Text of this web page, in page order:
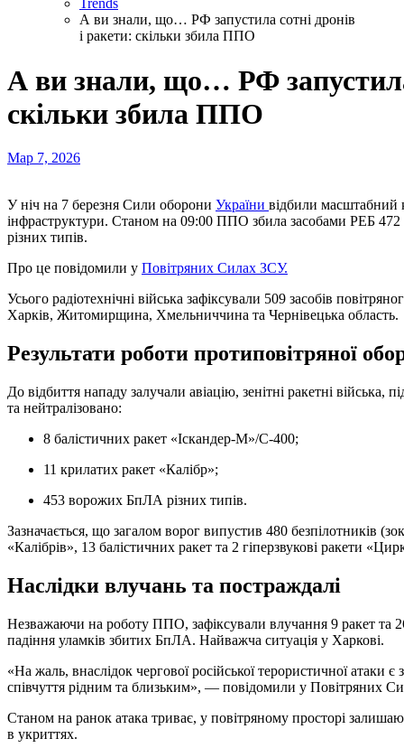
Trends
А ви знали, що… РФ запустила сотні дронів
і ракети: скільки збила ППО
А ви знали, що… РФ запустила
скільки збила ППО
Мар 7, 2026
У ніч на 7 березня Сили оборони України відбили масштабний
інфраструктури. Станом на 09:00 ППО збила засобами РЕБ 472
різних типів.
Про це повідомили у Повітряних Силах ЗСУ.
Усього радіотехнічні війська зафіксували 509 засобів
Харків, Житомирщина, Хмельниччина та Чернівецька область.
Результати роботи протиповітряної
До відбиття нападу залучали авіацію, зенітні ракетні війська,
та нейтралізовано:
8 балістичних ракет «Іскандер-М»/С-400;
11 крилатих ракет «Калібр»;
453 ворожих БпЛА різних типів.
Зазначається, що загалом ворог випустив 480 безпілотників
«Калібрів», 13 балістичних ракет та 2 гіперзвукові ракети
Наслідки влучань та постраждалі
Незважаючи на роботу ППО, зафіксували влучання 9 ракет та
падіння уламків збитих БпЛА. Найважча ситуація у Харкові.
«На жаль, внаслідок чергової російської терористичної атаки
співчуття рідним та близьким», — повідомили у Повітряних
Станом на ранок атака триває, у повітряному просторі
в укриттях.